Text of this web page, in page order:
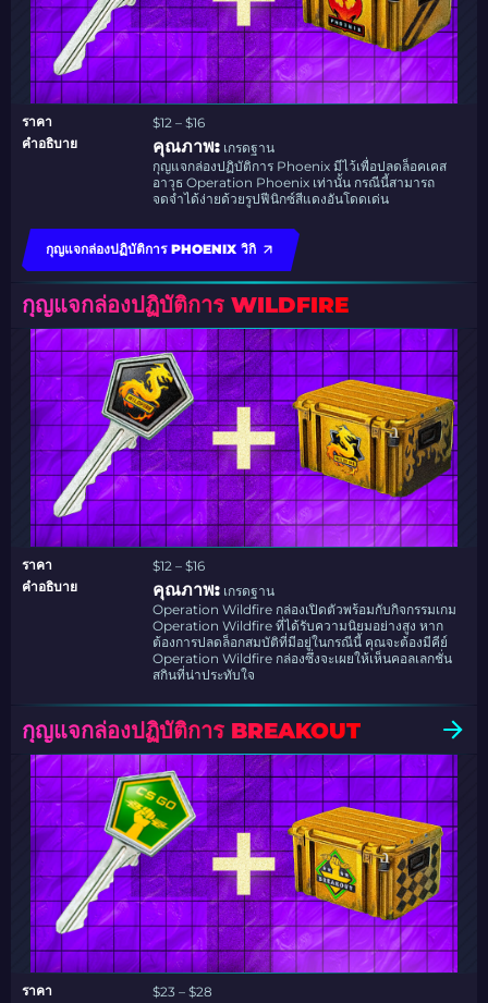
ราคา
$12 – $16
คำอธิบาย
คุณภาพ: เกรดฐาน
กุญแจกล่องปฏิบัติการ Phoenix มีไว้เพื่อปลดล็อคเคส
อาวุธ Operation Phoenix เท่านั้น กรณีนี้สามารถ
จดจำได้ง่ายด้วยรูปฟีนิกซ์สีแดงอันโดดเด่น
กุญแจกล่องปฏิบัติการ PHOENIX วิกิ
กุญแจกล่องปฏิบัติการ WILDFIRE
ราคา
$12 – $16
คำอธิบาย
คุณภาพ: เกรดฐาน
Operation Wildfire กล่องเปิดตัวพร้อมกับกิจกรรมเกม
Operation Wildfire ที่ได้รับความนิยมอย่างสูง หาก
ต้องการปลดล็อกสมบัติที่มีอยู่ในกรณีนี้ คุณจะต้องมีคีย์
Operation Wildfire กล่องซึ่งจะเผยให้เห็นคอลเลกชั่น
สกินที่น่าประทับใจ
กุญแจกล่องปฏิบัติการ BREAKOUT
ราคา
$23 – $28